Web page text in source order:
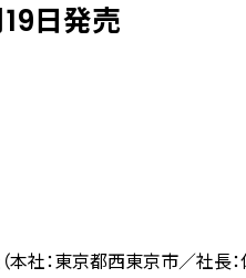
日発売
社：東京都西東京市／社長：